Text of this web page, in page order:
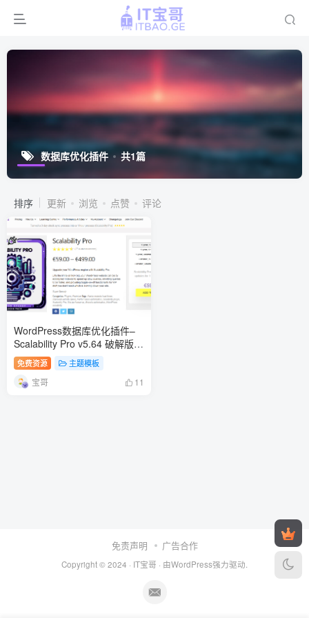
数据库优化插件 共1篇
排序 更新 浏览 点赞 评论
WordPress数据库优化插件–
Scalability Pro v5.64 破解版下
载免费资源 主题模板
宝哥 11
免责声明 广告合作
Copyright © 2024 · IT宝哥 · 由WordPress强力驱动.